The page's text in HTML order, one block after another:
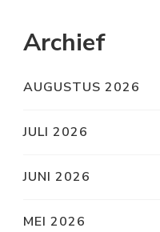
Archief
AUGUSTUS 2026
JULI 2026
JUNI 2026
MEI 2026